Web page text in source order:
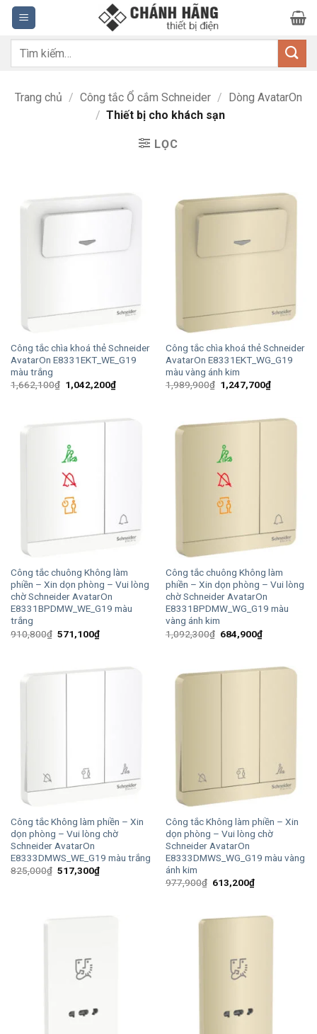
Bỏ
qua
nội
dung
Tìm
Trang chủ / Công tắc Ổ cắm Schneider / Dòng AvatarOn
/ Thiết bị cho khách sạn
LỌC
Công tắc chìa khoá thẻ Schneider
AvatarOn E8331EKT_WE_G19
màu trắng
1,662,100₫ Giá
gốc
1,042,200₫Giá
hiện
1,042,200₫.
Công tắc chìa khoá thẻ Schneider
AvatarOn E8331EKT_WG_G19
màu vàng ánh kim
1,989,900₫ Giá
gốc
1,247,700₫Giá
hiện
Công tắc chuông Không làm
phiền – Xin dọn phòng – Vui lòng
chờ Schneider AvatarOn
E8331BPDMW_WE_G19 màu
trắng
910,800₫ Giá
571,100₫Giá
hiện
571,100₫.
Công tắc chuông Không làm
phiền – Xin dọn phòng – Vui lòng
chờ Schneider AvatarOn
E8331BPDMW_WG_G19 màu
vàng ánh kim
1,092,300₫ Giá
684,900₫Giá
hiện
684,900₫.
Công tắc Không làm phiền – Xin
dọn phòng – Vui lòng chờ
Schneider AvatarOn
E8333DMWS_WE_G19 màu trắng
825,000₫ Giá
517,300₫Giá
hiện
Công tắc Không làm phiền – Xin
dọn phòng – Vui lòng chờ
Schneider AvatarOn
E8333DMWS_WG_G19 màu vàng
ánh kim
977,900₫ Giá
613,200₫Giá
hiện
613,200₫.